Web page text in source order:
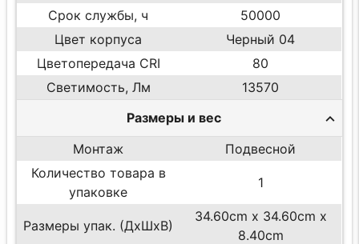
Срок службы, ч
50000
Цвет корпуса
Черный 04
Цветопередача CRI
80
Светимость, Лм
13570
Размеры и вес
Монтаж
Подвесной
Количество товара в
упаковке
1
Размеры упак. (ДхШхВ)
34.60cm x 34.60cm x
8.40cm